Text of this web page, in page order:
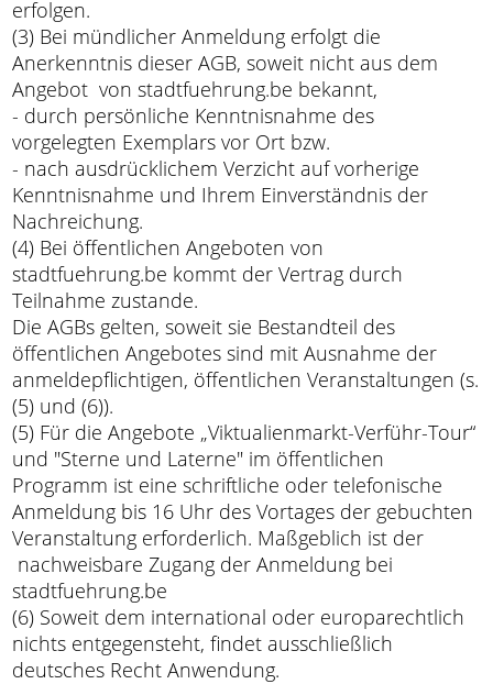
erfolgen.
(3) Bei mündlicher Anmeldung erfolgt die
Anerkenntnis dieser AGB, soweit nicht aus dem
Angebot von stadtfuehrung.be bekannt,
- durch persönliche Kenntnisnahme des
vorgelegten Exemplars vor Ort bzw.
- nach ausdrücklichem Verzicht auf vorherige
Kenntnisnahme und Ihrem Einverständnis der
Nachreichung.
(4) Bei öffentlichen Angeboten von
stadtfuehrung.be kommt der Vertrag durch
Teilnahme zustande.
Die AGBs gelten, soweit sie Bestandteil des
öffentlichen Angebotes sind mit Ausnahme der
anmeldepflichtigen, öffentlichen Veranstaltungen (s.
(5) und (6)).
(5) Für die Angebote „Viktualienmarkt-Verführ-Tour“
und "Sterne und Laterne" im öffentlichen
Programm ist eine schriftliche oder telefonische
Anmeldung bis 16 Uhr des Vortages der gebuchten
Veranstaltung erforderlich. Maßgeblich ist der
nachweisbare Zugang der Anmeldung bei
stadtfuehrung.be
(6) Soweit dem international oder europarechtlich
nichts entgegensteht, findet ausschließlich
deutsches Recht Anwendung.